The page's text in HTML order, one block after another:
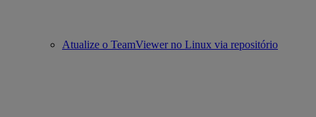
Atualize o TeamViewer no Linux via repositório